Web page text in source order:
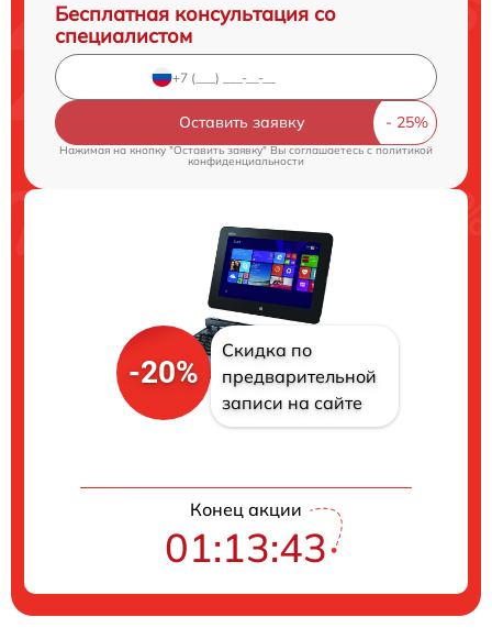
Бесплатная консультация со
специалистом
Оставить заявку
Нажимая на кнопку "Оставить заявку" Вы соглашаетесь cполитикой
конфиденциальности
-20%
Скидка по
предварительной
записи на сайте
Конец акции
01:13:42